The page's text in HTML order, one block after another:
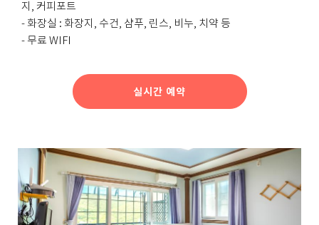
지, 커피포트
- 화장실 : 화장지, 수건, 샴푸, 린스, 비누, 치약 등
- 무료 WIFI
실시간 예약